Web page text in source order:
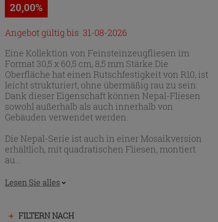
20,00%
Angebot gültig bis 31-08-2026
Eine Kollektion von Feinsteinzeugfliesen im
Format 30,5 x 60,5 cm, 8,5 mm Stärke.Die
Oberfläche hat einen Rutschfestigkeit von R10, ist
leicht strukturiert, ohne übermäßig rau zu sein:
Dank dieser Eigenschaft können Nepal-Fliesen
sowohl außerhalb als auch innerhalb von
Gebäuden verwendet werden.
Die Nepal-Serie ist auch in einer Mosaikversion
erhältlich, mit quadratischen Fliesen, montiert
au...
Lesen Sie alles
FILTERN NACH
Drücken